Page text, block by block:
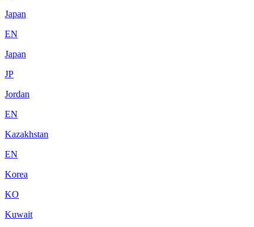
Japan
EN
Japan
JP
Jordan
EN
Kazakhstan
EN
Korea
KO
Kuwait